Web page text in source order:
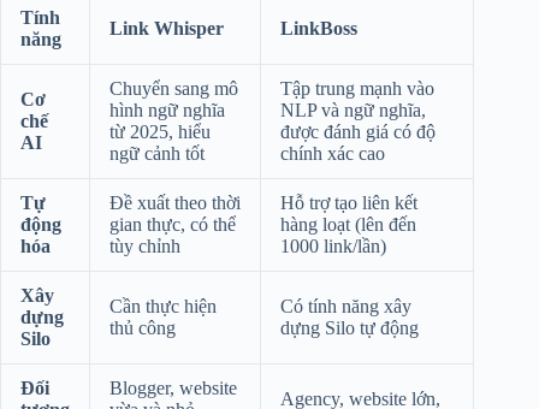
Tính
năng
Link Whisper LinkBoss
Cơ
chế
AI
Chuyển sang mô
hình ngữ nghĩa
từ 2025, hiểu
ngữ cảnh tốt
Tập trung mạnh vào
NLP và ngữ nghĩa,
được đánh giá có độ
chính xác cao
Tự
động
hóa
Đề xuất theo thời
gian thực, có thể
tùy chỉnh
Hỗ trợ tạo liên kết
hàng loạt (lên đến
1000 link/lần)
Xây
dựng
Silo
Cần thực hiện
thủ công
Có tính năng xây
dựng Silo tự động
Đối
Blogger, website
Agency, website lớn,